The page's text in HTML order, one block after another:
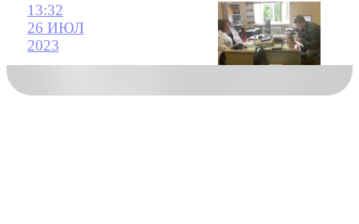
13:32
26 ИЮЛ
2023